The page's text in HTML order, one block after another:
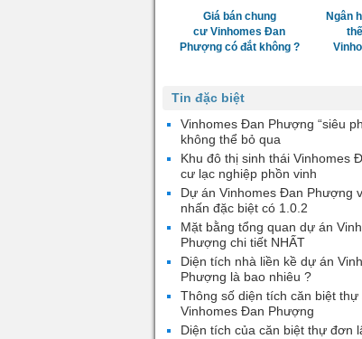
Giá bán chung
cư Vinhomes Đan
Phượng có đắt không ?
Ngân
Tin đặc biệt
Vinhomes Đan Phượng “siêu
không thể bỏ qua
Khu đô thị sinh thái Vinhomes
cư lạc nghiệp phồn vinh
Dự án Vinhomes Đan Phượng
nhấn đặc biệt có 1.0.2
Mặt bằng tổng quan dự án
Phượng chi tiết NHẤT
Diện tích nhà liền kề dự án
Phượng là bao nhiêu ?
Thông số diện tích căn biệt thự
Vinhomes Đan Phượng
Diện tích của căn biệt thự đơn